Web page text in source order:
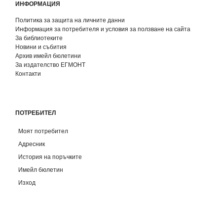
ИНФОРМАЦИЯ
Политика за защита на личните данни
Информация за потребителя и условия за ползване на сайта
За библиотеките
Новини и събития
Архив имейл бюлетини
За издателство ЕГМОНТ
Контакти
ПОТРЕБИТЕЛ
Моят потребител
Адресник
История на поръчките
Имейл бюлетин
Изход